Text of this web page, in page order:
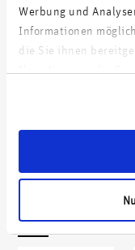
Werbung und
Informationen
die Sie ihnen
Ihrer Nutzung der
Digitalstrategie und
Energieversorger
Commercial & IT
wdp in